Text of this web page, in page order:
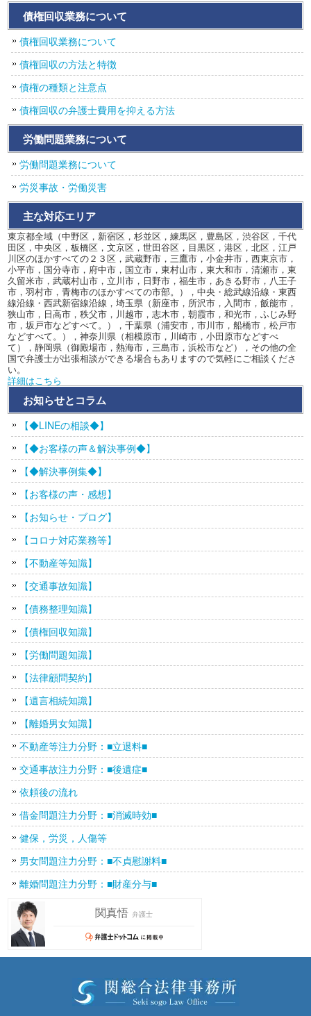
債権回収業務について
債権回収業務について
債権回収の方法と特徴
債権の種類と注意点
債権回収の弁護士費用を抑える方法
労働問題業務について
労働問題業務について
労災事故・労働災害
主な対応エリア
東京都全域（中野区，新宿区，杉並区，練馬区，豊島区，渋谷区，千代
田区，中央区，板橋区，文京区，世田谷区，目黒区，港区，北区，江戸
川区のほかすべての２３区，武蔵野市，三鷹市，小金井市，西東京市，
小平市，国分寺市，府中市，国立市，東村山市，東大和市，清瀬市，東
久留米市，武蔵村山市，立川市，日野市，福生市，あきる野市，八王子
市，羽村市，青梅市のほかすべての市部。），中央・総武線沿線・東西
線沿線・西武新宿線沿線，埼玉県（新座市，所沢市，入間市，飯能市，
狭山市，日高市，秩父市，川越市，志木市，朝霞市，和光市，ふじみ野
市，坂戸市などすべて。），千葉県（浦安市，市川市，船橋市，松戸市
などすべて。），神奈川県（相模原市，川崎市，小田原市などすべ
て），静岡県（御殿場市，熱海市，三島市，浜松市など），その他の全
国で弁護士が出張相談ができる場合もありますので気軽にご相談くださ
い。
詳細はこちら
お知らせとコラム
【◆LINEの相談◆】
【◆お客様の声＆解決事例◆】
【◆解決事例集◆】
【お客様の声・感想】
【お知らせ・ブログ】
【コロナ対応業務等】
【不動産等知識】
【交通事故知識】
【債務整理知識】
【債権回収知識】
【労働問題知識】
【法律顧問契約】
【遺言相続知識】
【離婚男女知識】
不動産等注力分野：■立退料■
交通事故注力分野：■後遺症■
依頼後の流れ
借金問題注力分野：■消滅時効■
健保，労災，人傷等
男女問題注力分野：■不貞慰謝料■
離婚問題注力分野：■財産分与■